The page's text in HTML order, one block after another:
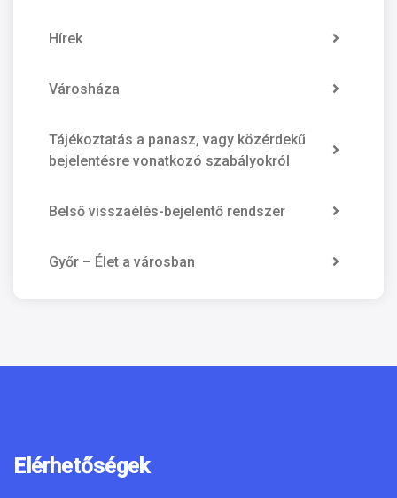
Hírek
Városháza
Tájékoztatás a panasz, vagy közérdekű
bejelentésre vonatkozó szabályokról
Belső visszaélés-bejelentő rendszer
Győr – Élet a városban
Elérhetőségek